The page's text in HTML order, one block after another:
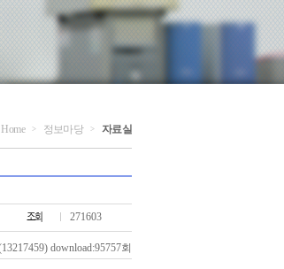
Home > 정보마당 > 자료실
271603
download:95757회